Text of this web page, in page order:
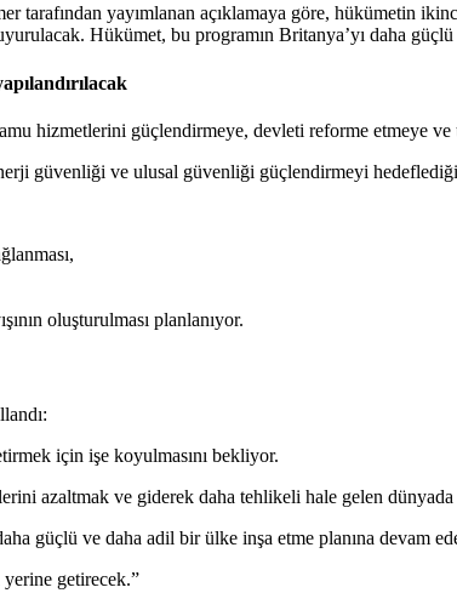
tarafından yayımlanan açıklamaya göre, hükümetin
Hükümet, bu programın Britanya’yı daha
hizmetlerini güçlendirmeye, devleti reforme etmeye
güvenliği ve ulusal güvenliği güçlendirmeyi
oluşturulması planlanıyor.
için işe koyulmasını bekliyor.
azaltmak ve giderek daha tehlikeli hale gelen
güçlü ve daha adil bir ülke inşa etme planına devam
getirecek.”